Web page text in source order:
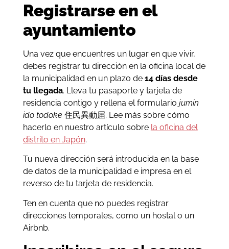
Registrarse en el
ayuntamiento
Una vez que encuentres un lugar en que vivir,
debes registrar tu dirección en la oficina local de
la municipalidad en un plazo de 14 días desde
tu llegada. Lleva tu pasaporte y tarjeta de
residencia contigo y rellena el formulario jumin
ido todoke 住民異動届. Lee más sobre cómo
hacerlo en nuestro artículo sobre la oficina del
distrito en Japón.
Tu nueva dirección será introducida en la base
de datos de la municipalidad e impresa en el
reverso de tu tarjeta de residencia.
Ten en cuenta que no puedes registrar
direcciones temporales, como un hostal o un
Airbnb.